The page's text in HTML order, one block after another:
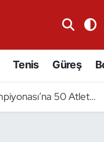
Tenis Güreş
50 Atletle Gidiyor